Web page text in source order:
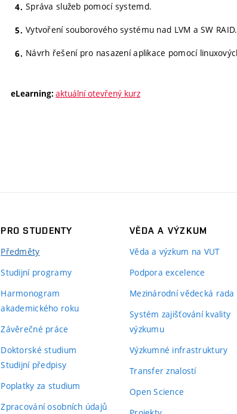
Správa služeb pomocí systemd.
Vytvoření souborového systému nad LVM a SW RAID.
Návrh řešení pro nasazení aplikace pomocí
eLearning: aktuální otevřený kurz
PRO STUDENTY
Předměty
Studijní programy
Harmonogram
akademického roku
Závěrečné práce
Doktorské studium
Studijní předpisy
Poplatky za studium
Zpracování osobních údajů
VĚDA A VÝZKUM
Věda a výzkum na VUT
Podpora excelence
Mezinárodní vědecká rada
Systém zajišťování kvality
výzkumu
Výzkumné infrastruktury
Transfer znalostí
Open Science